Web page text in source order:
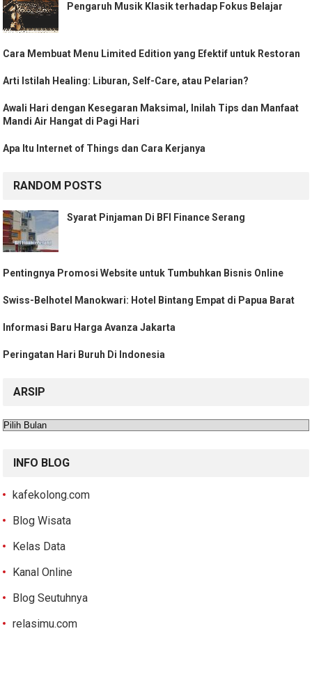
Pengaruh Musik Klasik terhadap Fokus Belajar
Cara Membuat Menu Limited Edition yang Efektif untuk Restoran
Arti Istilah Healing: Liburan, Self-Care, atau Pelarian?
Awali Hari dengan Kesegaran Maksimal, Inilah Tips dan Manfaat
Mandi Air Hangat di Pagi Hari
Apa Itu Internet of Things dan Cara Kerjanya
RANDOM POSTS
Syarat Pinjaman Di BFI Finance Serang
Pentingnya Promosi Website untuk Tumbuhkan Bisnis Online
Swiss-Belhotel Manokwari: Hotel Bintang Empat di Papua Barat
Informasi Baru Harga Avanza Jakarta
Peringatan Hari Buruh Di Indonesia
ARSIP
Arsip
INFO BLOG
kafekolong.com
Blog Wisata
Kelas Data
Kanal Online
Blog Seutuhnya
relasimu.com